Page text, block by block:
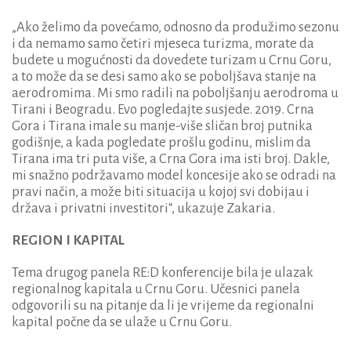
„Ako želimo da povećamo, odnosno da produžimo sezonu
i da nemamo samo četiri mjeseca turizma, morate da
budete u mogućnosti da dovedete turizam u Crnu Goru,
a to može da se desi samo ako se poboljšava stanje na
aerodromima. Mi smo radili na poboljšanju aerodroma u
Tirani i Beogradu. Evo pogledajte susjede. 2019. Crna
Gora i Tirana imale su manje-više sličan broj putnika
godišnje, a kada pogledate prošlu godinu, mislim da
Tirana ima tri puta više, a Crna Gora ima isti broj. Dakle,
mi snažno podržavamo model koncesije ako se odradi na
pravi način, a može biti situacija u kojoj svi dobijau i
država i privatni investitori“, ukazuje Zakaria.
REGION I KAPITAL
Tema drugog panela RE:D konferencije bila je ulazak
regionalnog kapitala u Crnu Goru. Učesnici panela
odgovorili su na pitanje da li je vrijeme da regionalni
kapital počne da se ulaže u Crnu Goru.